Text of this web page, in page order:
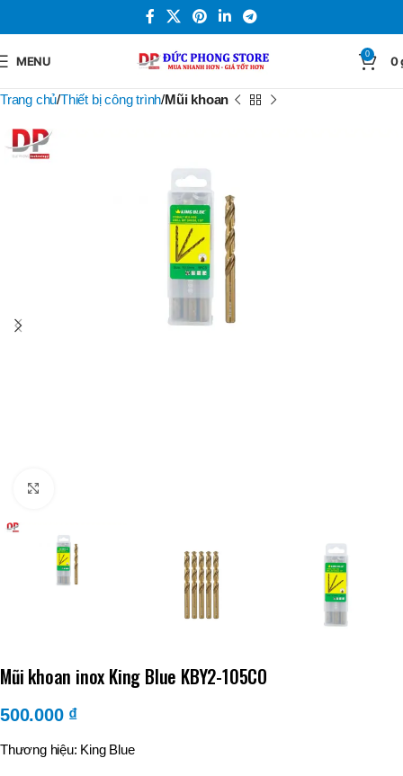
MENU 0 0
Trang chủ Thiết bị công trình Mũi khoan
Mũi khoan inox King Blue KBY2-105CO
500.000 ₫
Thương hiệu: King Blue